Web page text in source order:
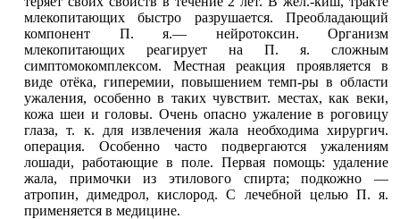
млекопитающих быстро разрушается. Преобладающий
компонент П. я.— нейротоксин. Организм
млекопитающих реагирует на П. я. сложным
симптомокомплексом. Местная реакция проявляется в
виде отёка, гиперемии, повышением темп-ры в области
ужаления, особенно в таких чувствит. местах, как веки,
кожа шеи и головы. Очень опасно ужаление в роговицу
глаза, т. к. для извлечения жала необходима хирургич.
операция. Особенно часто подвергаются ужалениям
лошади, работающие в поле. Первая помощь: удаление
жала, примочки из этилового спирта; подкожно —
атропин, димедрол, кислород. С лечебной целью П. я.
применяется в медицине.